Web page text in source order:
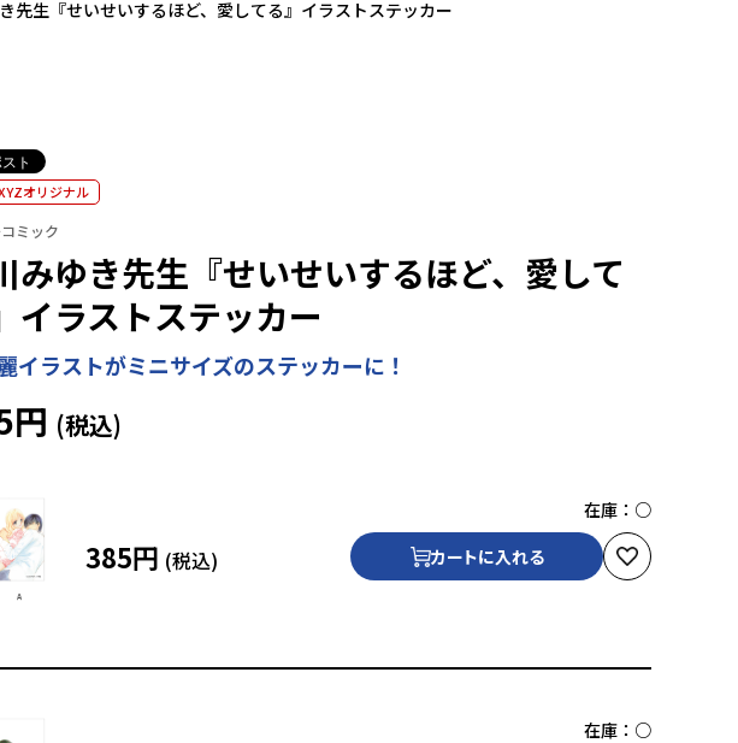
先生『せいせいするほど、愛してる』イラストステッカー
オリジナル
ミック
みゆき先生『せいせいするほど、愛して
イラストステッカー
イラストがミニサイズのステッカーに！
円
在庫： ○
385円 カートに入れる
在庫： ○